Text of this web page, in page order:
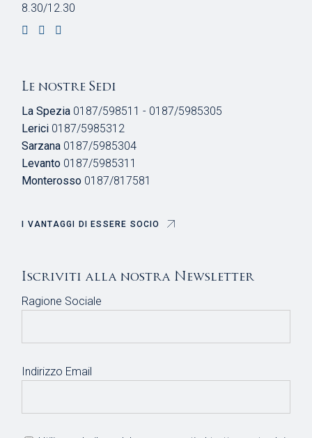
8.30/12.30
Le nostre Sedi
La Spezia 0187/598511 - 0187/5985305
Lerici 0187/5985312
Sarzana 0187/5985304
Levanto 0187/5985311
Monterosso 0187/817581
I VANTAGGI DI ESSERE SOCIO
Iscriviti alla nostra Newsletter
Ragione Sociale
Indirizzo Email